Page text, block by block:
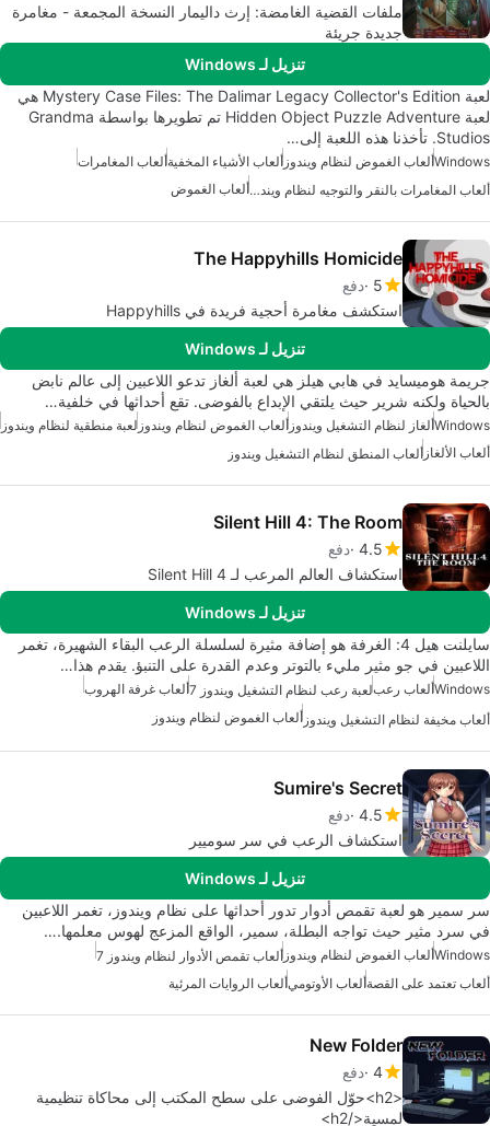
ملفات القضية الغامضة: إرث داليمار النسخة المجمعة - مغامرة
جديدة جريئة
تنزيل لـ Windows
لعبة Mystery Case Files: The Dalimar Legacy Collector's Edition هي
لعبة Hidden Object Puzzle Adventure تم تطويرها بواسطة Grandma
Studios. تأخذنا هذه اللعبة إلى…
Windowsألعاب الغموض لنظام ويندوز ألعاب الأشياء المخفيةألعاب المغامرات
ألعاب المغامرات بالنقر والتوجيه لنظام ويندوزألعاب الغموض
The Happyhills Homicide
5 دفع
استكشف مغامرة أحجية فريدة في Happyhills
تنزيل لـ Windows
جريمة هوميسايد في هابي هيلز هي لعبة ألغاز تدعو اللاعبين إلى عالم نابض
بالحياة ولكنه شرير حيث يلتقي الإبداع بالفوضى. تقع أحداثها في خلفية…
Windowsألغاز لنظام التشغيل ويندوز ألعاب الغموض لنظام ويندوز لعبة منطقية لنظام ويندوز
ألعاب الألغاز ألعاب المنطق لنظام التشغيل ويندوز
Silent Hill 4: The Room
4.5 دفع
استكشاف العالم المرعب لـ Silent Hill 4
تنزيل لـ Windows
سايلنت هيل 4: الغرفة هو إضافة مثيرة لسلسلة الرعب البقاء الشهيرة، تغمر
اللاعبين في جو مثير مليء بالتوتر وعدم القدرة على التنبؤ. يقدم هذا…
Windowsألعاب رعبلعبة رعب لنظام التشغيل ويندوز 7
ألعاب غرفة الهروب
ألعاب مخيفة لنظام التشغيل ويندوز ألعاب الغموض لنظام ويندوز
Sumire's Secret
4.5 دفع
استكشاف الرعب في سر سوميير
تنزيل لـ Windows
سر سمير هو لعبة تقمص أدوار تدور أحداثها على نظام ويندوز، تغمر اللاعبين
في سرد مثير حيث تواجه البطلة، سمير، الواقع المزعج لهوس معلمها.…
Windowsألعاب الغموض لنظام ويندوز ألعاب تقمص الأدوار لنظام ويندوز 7
ألعاب تعتمد على القصةألعاب الأوتوميألعاب الروايات المرئية
New Folder
4 دفع
<h2>حوّل الفوضى على سطح المكتب إلى محاكاة تنظيمية
لمسية</h2>